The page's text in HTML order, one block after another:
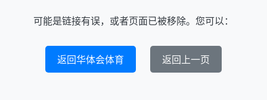
可能是链接有误，或者页面已被移除。您可以：
返回华体会体育 返回上一页